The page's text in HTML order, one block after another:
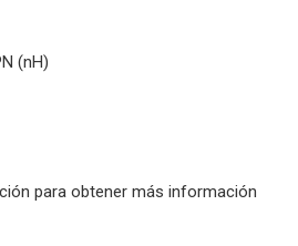
(nH)
para obtener más información